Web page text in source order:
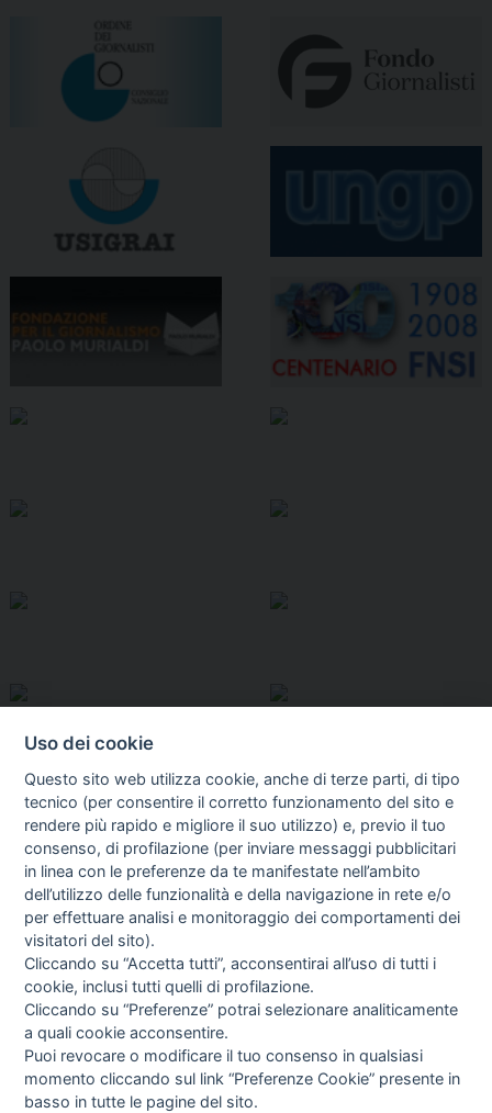
I libri Vedi tutti
Uso dei cookie
Questo sito web utilizza cookie, anche di terze parti, di tipo
tecnico (per consentire il corretto funzionamento del sito e
rendere più rapido e migliore il suo utilizzo) e, previo il tuo
consenso, di profilazione (per inviare messaggi pubblicitari
in linea con le preferenze da te manifestate nell’ambito
dell’utilizzo delle funzionalità e della navigazione in rete e/o
per effettuare analisi e monitoraggio dei comportamenti dei
visitatori del sito).
Cliccando su “Accetta tutti”, acconsentirai all’uso di tutti i
cookie, inclusi tutti quelli di profilazione.
Cliccando su “Preferenze” potrai selezionare analiticamente
a quali cookie acconsentire.
Puoi revocare o modificare il tuo consenso in qualsiasi
momento cliccando sul link “Preferenze Cookie” presente in
basso in tutte le pagine del sito.